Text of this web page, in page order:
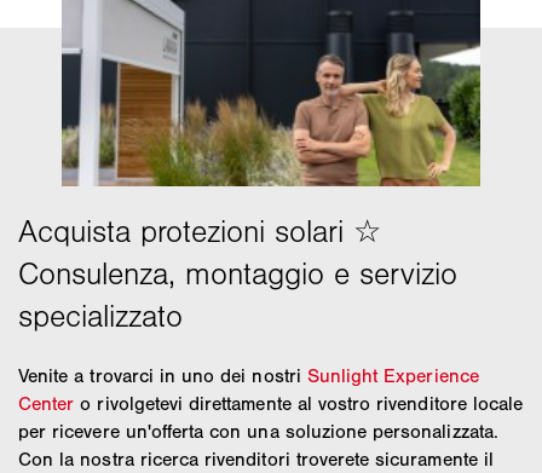
Venite a trovarci in uno dei nostri Sunlight Experience
Center o rivolgetevi direttamente al vostro rivenditore locale
per ricevere un'offerta con una soluzione personalizzata.
Con la nostra ricerca rivenditori troverete sicuramente il